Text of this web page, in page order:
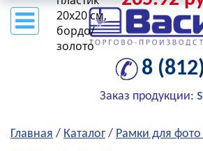
8
Заказ продукции:
Главная / Каталог / Рамки для
20x20 см,
бордо/
золото